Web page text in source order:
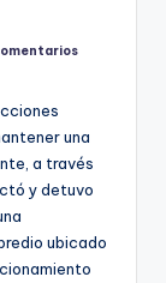
una
a través
y detuvo
ubicado